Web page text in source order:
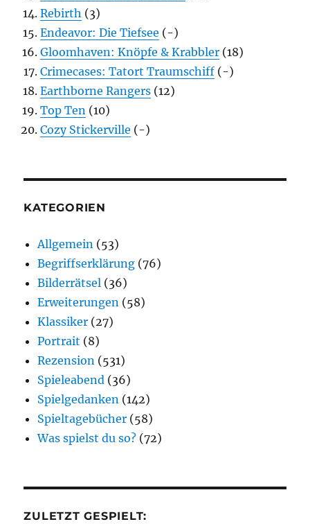
Rebirth (3)
Endeavor: Die Tiefsee (-)
Gloomhaven: Knöpfe & Krabbler (18)
Crimecases: Tatort Traumschiff (-)
Earthborne Rangers (12)
Top Ten (10)
Cozy Stickerville (-)
KATEGORIEN
Allgemein (53)
Begriffserklärung (76)
Bilderrätsel (36)
Erweiterungen (58)
Klassiker (27)
Portrait (8)
Rezension (531)
Spieleabend (36)
Spielgedanken (142)
Spieltagebücher (58)
Was spielst du so? (72)
ZULETZT GESPIELT: